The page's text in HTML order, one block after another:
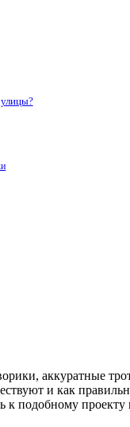
аккуратные
и как
подобному